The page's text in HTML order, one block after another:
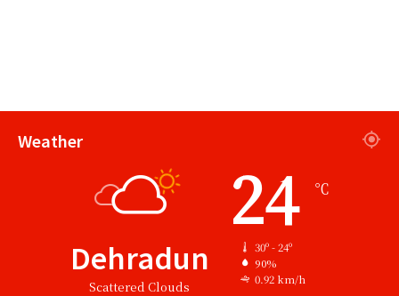
Weather
Dehradun
Scattered Clouds
24 ℃
30º - 24º
90%
0.92 km/h